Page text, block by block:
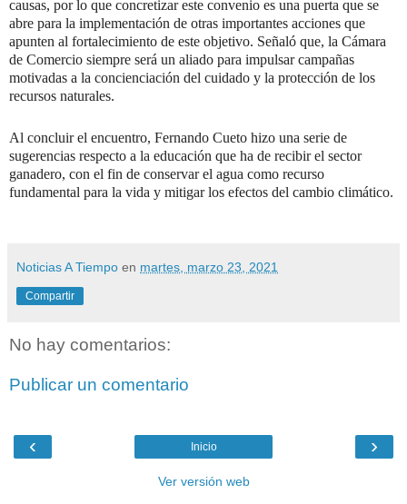
causas, por lo que concretizar este convenio es una puerta que se
abre para la implementación de otras importantes acciones que
apunten al fortalecimiento de este objetivo. Señaló que, la Cámara
de Comercio siempre será un aliado para impulsar campañas
motivadas a la concienciación del cuidado y la protección de los
recursos naturales.
Al concluir el encuentro, Fernando Cueto hizo una serie de
sugerencias respecto a la educación que ha de recibir el sector
ganadero, con el fin de conservar el agua como recurso
fundamental para la vida y mitigar los efectos del cambio climático.
Noticias A Tiempo en martes, marzo 23, 2021
Compartir
No hay comentarios:
Publicar un comentario
‹ ›
Inicio
Ver versión web